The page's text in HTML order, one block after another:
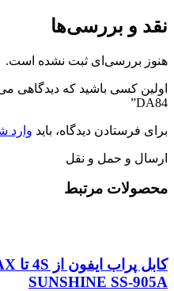
نقد و بررسی‌ها
هنوز بررسی‌ای ثبت نشده است.
DA84”
برای فرستادن دیدگاه، باید وارد
ارسال و حمل و نقل
محصولات مرتبط
SUNSHINE SS-905A